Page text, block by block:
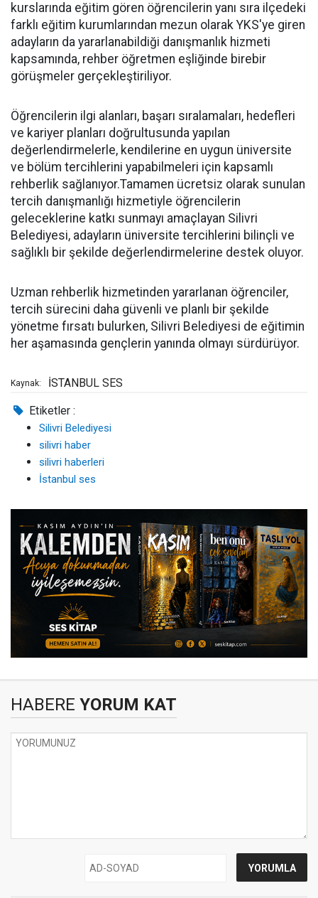
kurslarında eğitim gören öğrencilerin yanı sıra ilçedeki
farklı eğitim kurumlarından mezun olarak YKS'ye giren
adayların da yararlanabildiği danışmanlık hizmeti
kapsamında, rehber öğretmen eşliğinde birebir
görüşmeler gerçekleştiriliyor.
Öğrencilerin ilgi alanları, başarı sıralamaları, hedefleri
ve kariyer planları doğrultusunda yapılan
değerlendirmelerle, kendilerine en uygun üniversite
ve bölüm tercihlerini yapabilmeleri için kapsamlı
rehberlik sağlanıyor.Tamamen ücretsiz olarak sunulan
tercih danışmanlığı hizmetiyle öğrencilerin
geleceklerine katkı sunmayı amaçlayan Silivri
Belediyesi, adayların üniversite tercihlerini bilinçli ve
sağlıklı bir şekilde değerlendirmelerine destek oluyor.
Uzman rehberlik hizmetinden yararlanan öğrenciler,
tercih sürecini daha güvenli ve planlı bir şekilde
yönetme fırsatı bulurken, Silivri Belediyesi de eğitimin
her aşamasında gençlerin yanında olmayı sürdürüyor.
Kaynak: İSTANBUL SES
Etiketler :
Silivri Belediyesi
silivri haber
silivri haberleri
İstanbul ses
HABERE YORUM KAT